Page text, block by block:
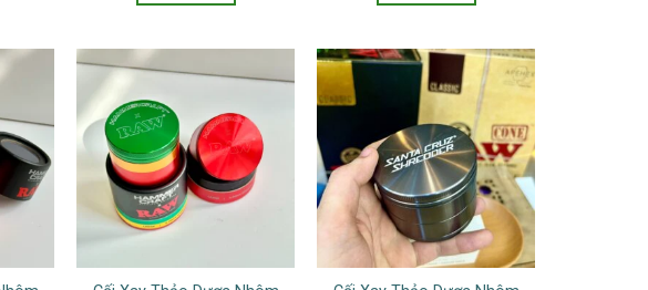
này
nhiều
biến
thể.
Các
có
này
có
nhiều
biến
thể.
Các
tùy
chọn
có